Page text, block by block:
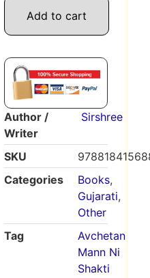
Add to cart
Author /
Writer
Sirshree
SKU
Categories
Books,
Gujarati,
Other
Tag
Avchetan
Mann Ni
Shakti